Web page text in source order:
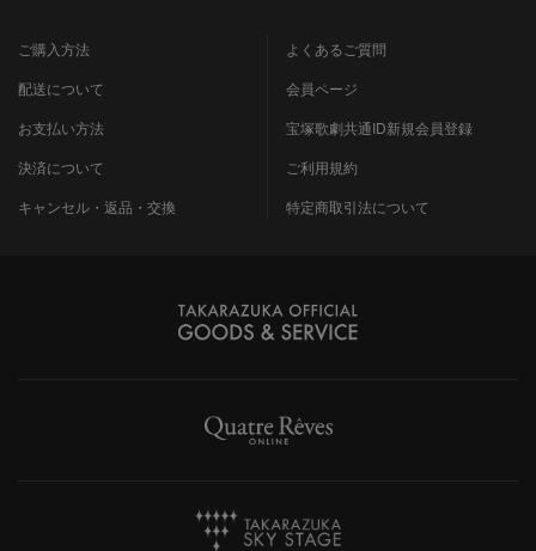
ご購入方法
配送について
お支払い方法
決済について
キャンセル・返品・交換
よくあるご質問
会員ページ
宝塚歌劇共通ID新規会員登録
ご利用規約
特定商取引法について